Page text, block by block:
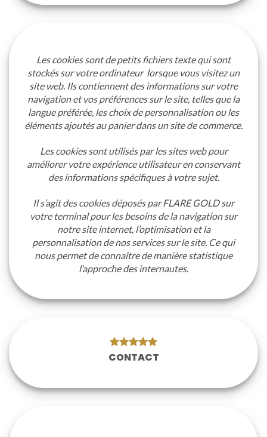
Les cookies sont de petits fichiers texte qui sont
stockés sur votre ordinateur lorsque vous visitez un
site web. Ils contiennent des informations sur votre
navigation et vos préférences sur le site, telles que la
langue préférée, les choix de personnalisation ou les
éléments ajoutés au panier dans un site de commerce.
Les cookies sont utilisés par les sites web pour
améliorer votre expérience utilisateur en conservant
des informations spécifiques à votre sujet.
Il s’agit des cookies déposés par FLARE GOLD sur
votre terminal pour les besoins de la navigation sur
notre site internet, l’optimisation et la
personnalisation de nos services sur le site. Ce qui
nous permet de connaître de manière statistique
l’approche des internautes.
CONTACT